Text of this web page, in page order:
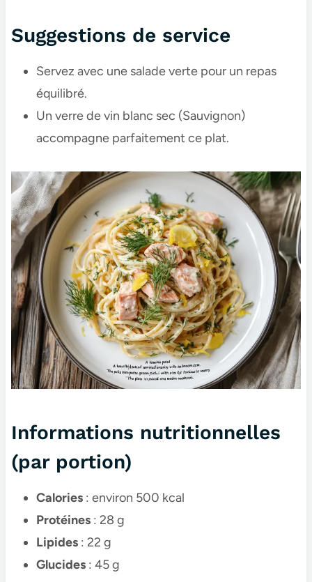
Suggestions de service
Servez avec une salade verte pour un repas
équilibré.
Un verre de vin blanc sec (Sauvignon)
accompagne parfaitement ce plat.
Informations nutritionnelles
(par portion)
Calories: environ 500 kcal
Protéines: 28 g
Lipides: 22 g
Glucides: 45 g